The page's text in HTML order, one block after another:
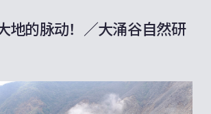
地的脉动！／大涌谷自然研